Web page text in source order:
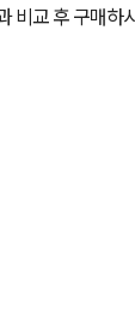
비교 후 구매하